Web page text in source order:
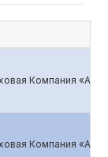
Компания
Компания